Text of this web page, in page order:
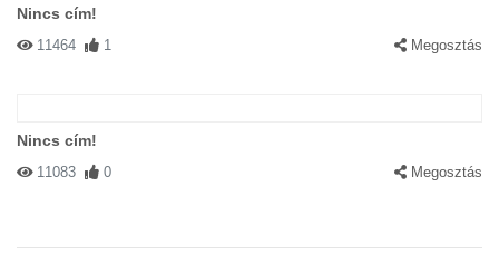
Nincs cím!
11464 1 Megosztás
Nincs cím!
11083 0 Megosztás